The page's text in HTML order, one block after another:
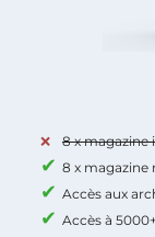
8 x magazine
8 x magazine
Accès aux
Accès à